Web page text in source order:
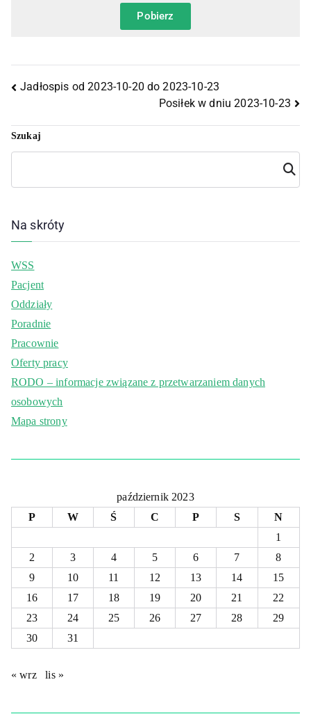
Pobierz
Jadłospis od 2023-10-20 do 2023-10-23
Posiłek w dniu 2023-10-23
Szukaj
Szuka
j
Na skróty
WSS
Pacjent
Oddziały
Poradnie
Pracownie
Oferty pracy
RODO – informacje związane z przetwarzaniem danych
osobowych
Mapa strony
październik 2023
P
W Ś C P S
N
1
2
3 4 5 6 7
8
9
10 11 12 13 14
15
16
17 18 19 20 21
22
23
24 25 26 27 28
29
30
31
« wrz lis »